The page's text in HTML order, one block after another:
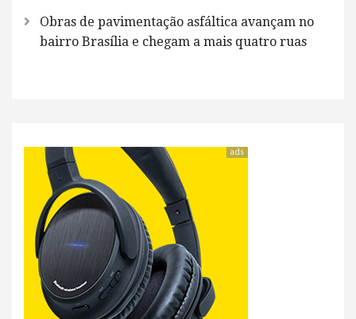
Obras de pavimentação asfáltica avançam no
bairro Brasília e chegam a mais quatro ruas
ads